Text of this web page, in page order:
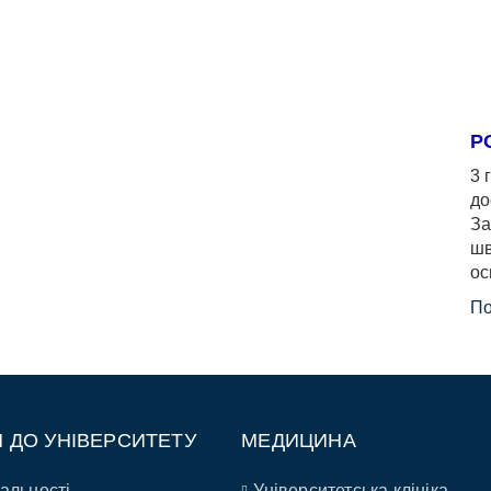
3
ДО УНІВЕРСИТЕТУ МЕДИЦИНА